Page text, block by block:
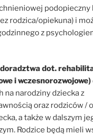
podopieczny
rodzica/opiekuna) i
z
doradztwa dot.
i wczesnorozwojowe)
na narodziny dziecka z
oraz rodziców /
a także w dalszym
Rodzice będą mieli